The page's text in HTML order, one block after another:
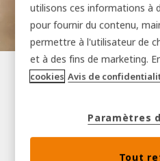
utilisons ces informations à
pour fournir du contenu,
permettre à l'utilisateur de
et à des fins de marketing.
cookies Avis de
Paramètres
Tout